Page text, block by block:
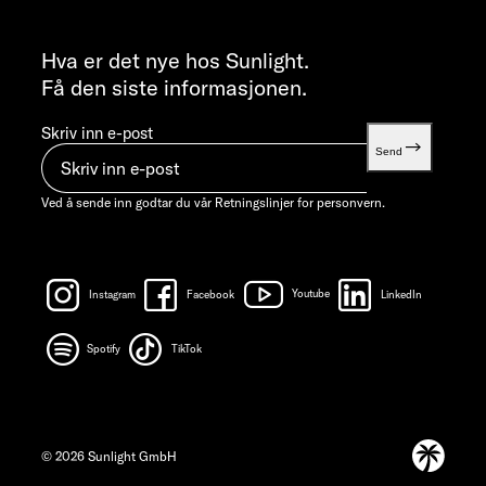
info@sunlight.de
Hva er det nye hos Sunlight.
Få den siste informasjonen.
Skriv inn e-post
Send
Ved å sende inn godtar du vår Retningslinjer for personvern.
Instagram Facebook Youtube LinkedIn
Spotify TikTok
© 2026 Sunlight GmbH